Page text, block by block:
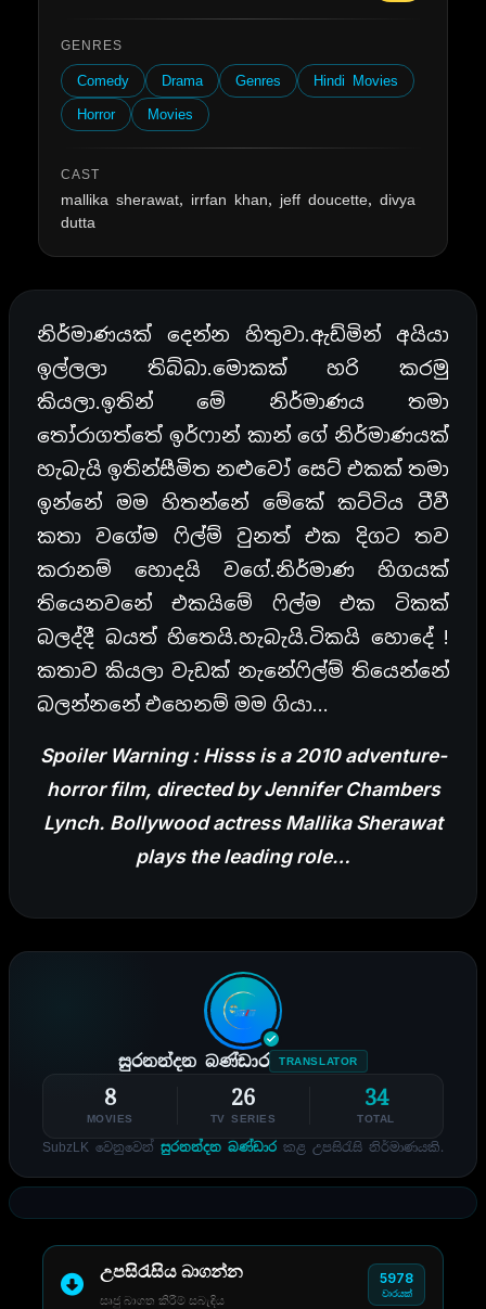
GENRES
Comedy Drama Genres
Hindi Movies
Horror
Movies
CAST
mallika sherawat, irrfan khan, jeff doucette, divya
dutta
නිර්මාණයක් දෙන්න හිතුවා.ඇඩ්මින් අයියා
ඉල්ලලා තිබ්බා.මොකක් හරි කරමු
කියලා.ඉතින් මේ නිර්මාණය තමා
තෝරාගත්තේ ඉර්ෆාන් කාන් ගේ නිර්මාණයක්
හැබැයි ඉතින්සීමිත නළුවෝ සෙට් එකක් තමා
ඉන්නේ මම හිතන්නේ මේකේ කට්ටිය ටීවී
කතා වගේම ෆිල්ම් වුනත් එක දිගට තව
කරානම් හොදයි වගේ.නිර්මාණ හිගයක්
තියෙනවනේ එකයිමේ ෆිල්ම එක ටිකක්
බලද්දී බයත් හිතෙයි.හැබැයි.ටිකයි හොදේ !
කතාව කියලා වැඩක් නැනේෆිල්ම් තියෙන්නේ
බලන්නනේ එහෙනම් මම ගියා…
Spoiler Warning : Hisss is a 2010 adventure-
horror film, directed by Jennifer Chambers
Lynch. Bollywood actress Mallika Sherawat
plays the leading role…
සුරනන්දන බණ්ඩාර TRANSLATOR
8
MOVIES
26
TV SERIES
34
TOTAL
SubzLK වෙනුවෙන් සුරනන්දන බණ්ඩාර කළ උපසිරැසි නිර්මාණයකි.
උපසිරැසිය බාගන්න
සෘජු බාගත කිරීම් සබැඳිය
5978
වාරයක්